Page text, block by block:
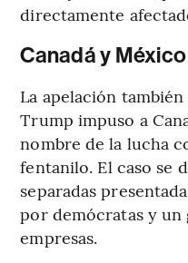
directamente
Canadá y México
La apelación
Trump impuso a
nombre de la lucha
fentanilo. El caso se
separadas
por demócratas y un
empresas.